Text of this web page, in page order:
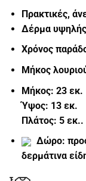
Πρακτικές,
Δέρμα
Χρόνος
Μήκος
Μήκος: 23 εκ.
Ύψος: 13 εκ.
Πλάτος: 5 εκ..
Δώρο:
δερμάτινα